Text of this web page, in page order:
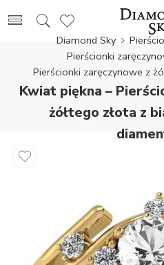
Diamond Sky
Pierścionki
Pierścionki zaręczynowe z
Kwiat piękna –
żółtego złota z